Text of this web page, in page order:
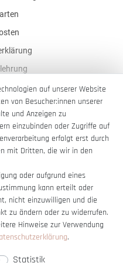
auf unserer Website
von Besucher:innen unserer
und Anzeigen zu
einzubinden oder Zugriffe auf
erfolgt erst durch
mit Dritten, die wir in den
oder aufgrund eines
kann erteilt oder
nicht einzuwilligen und die
zu ändern oder zu widerrufen.
Hinweise zur Verwendung
.
Statistik